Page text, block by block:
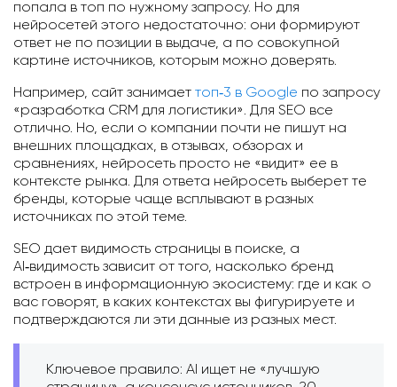
попала в топ по нужному запросу. Но для
нейросетей этого недостаточно: они формируют
ответ не по позиции в выдаче, а по совокупной
картине источников, которым можно доверять.
Например, сайт занимает топ‑3 в Google по запросу
«разработка CRM для логистики». Для SEO все
отлично. Но, если о компании почти не пишут на
внешних площадках, в отзывах, обзорах и
сравнениях, нейросеть просто не «видит» ее в
контексте рынка. Для ответа нейросеть выберет те
бренды, которые чаще всплывают в разных
источниках по этой теме.
SEO дает видимость страницы в поиске, а
AI‑видимость зависит от того, насколько бренд
встроен в информационную экосистему: где и как о
вас говорят, в каких контекстах вы фигурируете и
подтверждаются ли эти данные из разных мест.
Ключевое правило: AI ищет не «лучшую